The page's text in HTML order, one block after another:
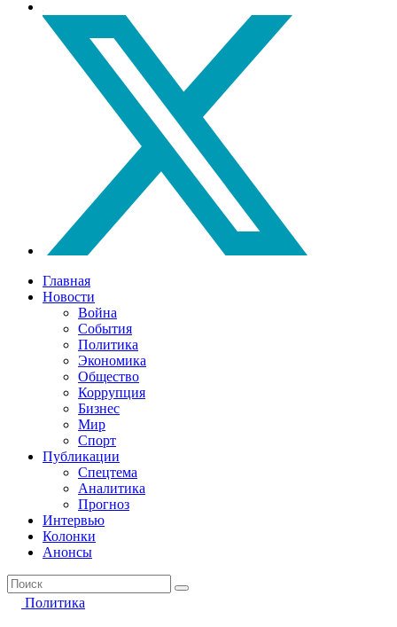
Главная
Новости
Война
События
Политика
Экономика
Общество
Коррупция
Бизнес
Мир
Спорт
Публикации
Спецтема
Аналитика
Прогноз
Интервью
Колонки
Анонсы
Политика